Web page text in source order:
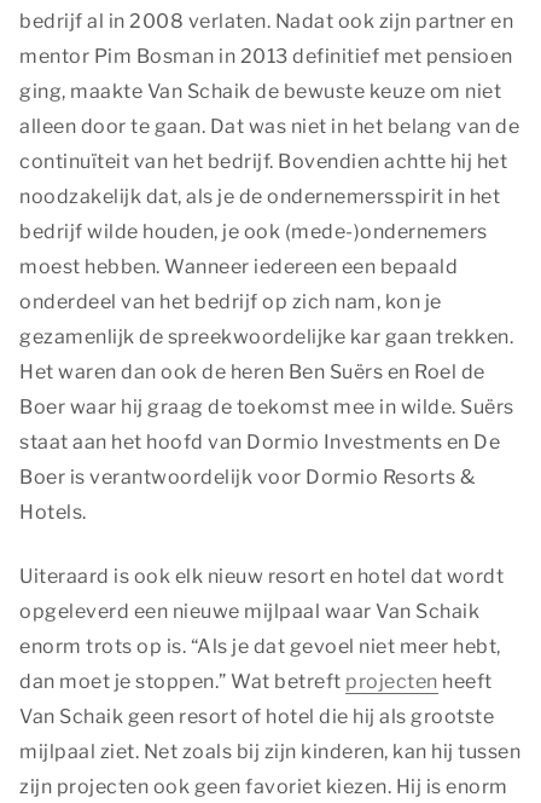
bedrijf al in 2008 verlaten. Nadat ook zijn partner en
mentor Pim Bosman in 2013 definitief met pensioen
ging, maakte Van Schaik de bewuste keuze om niet
alleen door te gaan. Dat was niet in het belang van de
continuïteit van het bedrijf. Bovendien achtte hij het
noodzakelijk dat, als je de ondernemersspirit in het
bedrijf wilde houden, je ook (mede-)ondernemers
moest hebben. Wanneer iedereen een bepaald
onderdeel van het bedrijf op zich nam, kon je
gezamenlijk de spreekwoordelijke kar gaan trekken.
Het waren dan ook de heren Ben Suërs en Roel de
Boer waar hij graag de toekomst mee in wilde. Suërs
staat aan het hoofd van Dormio Investments en De
Boer is verantwoordelijk voor Dormio Resorts &
Hotels.
Uiteraard is ook elk nieuw resort en hotel dat wordt
opgeleverd een nieuwe mijlpaal waar Van Schaik
enorm trots op is. “Als je dat gevoel niet meer hebt,
dan moet je stoppen.” Wat betreft projecten heeft
Van Schaik geen resort of hotel die hij als grootste
mijlpaal ziet. Net zoals bij zijn kinderen, kan hij tussen
zijn projecten ook geen favoriet kiezen. Hij is enorm
Privacy opties
Dankzij cookies hoeft u niet steeds dezelfde informatie
ook inzicht hoe u onze site bekijkt. Zo kunnen wij deze
steeds beter maken.
Essentiële cookies worden gebruikt om algemene
herleidbaar zijn naar een persoon.
Marketing
Marketingcookies worden gebruikt om bezoekers te
volgen wanneer ze verschillende websites bezoeken.